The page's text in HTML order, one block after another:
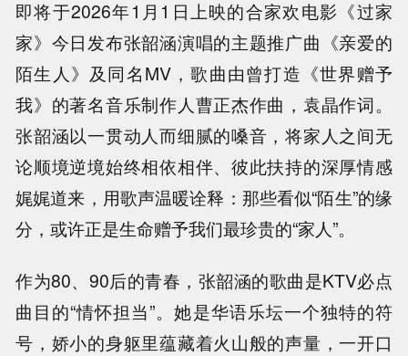
即将于2026年1月1日上映的合家欢电影《过家
家》今日发布张韶涵演唱的主题推广曲《亲爱的
陌生人》及同名MV，歌曲由曾打造《世界赠予
我》的著名音乐制作人曹正杰作曲，袁晶作词。
张韶涵以一贯动人而细腻的嗓音，将家人之间无
论顺境逆境始终相依相伴、彼此扶持的深厚情感
娓娓道来，用歌声温暖诠释：那些看似“陌生”的缘
分，或许正是生命赠予我们最珍贵的“家人”。
作为80、90后的青春，张韶涵的歌曲是KTV必点
曲目的“情怀担当”。她是华语乐坛一个独特的符
号，娇小的身躯里蕴藏着火山般的声量，一开口